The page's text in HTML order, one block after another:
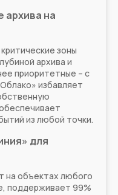
архива на
зоны
архива и
приоритетные – с
избавляет
из любой точки.
для
на объектах любого
поддерживает 99%